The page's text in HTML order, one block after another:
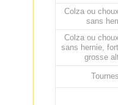
Colza ou
sans
Colza ou
sans hernie,
grosse